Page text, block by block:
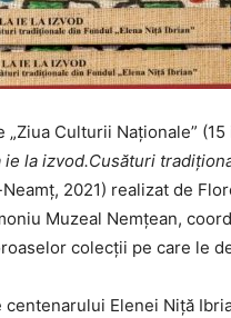
Culturii Naţionale”
ie la izvod.Cusături
2021) realizat de
Muzeal Nemțean,
colecții pe care le
Elenei Niță